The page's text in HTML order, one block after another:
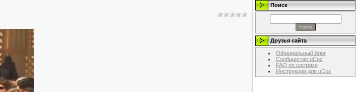
Поиск
Друзья сайта
Официальный блог
Сообщество uCoz
FAQ по системе
Инструкции для uCoz